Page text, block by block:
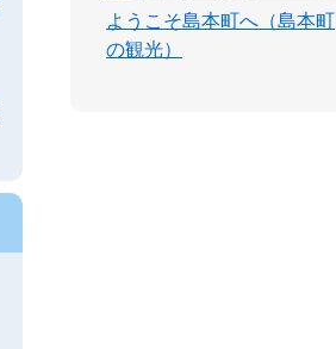
ようこそ島本町へ（島本町
の観光）